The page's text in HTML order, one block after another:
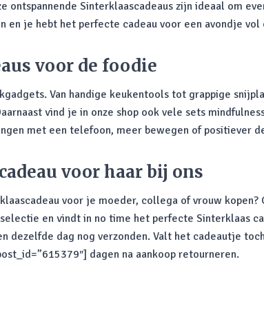
Sinterklaascadeaus zijn ideaal om
je hebt het perfecte cadeau voor een avondje vol
voor de foodie
Van handige keukentools tot grappige
vind je in onze shop ook vele sets
met een telefoon, meer bewegen of positiever
voor haar bij ons
voor je moeder, collega of vrouw
en vindt in no time het perfecte Sinterklaas
dag nog verzonden. Valt het cadeautje
dagen na aankoop retourneren.